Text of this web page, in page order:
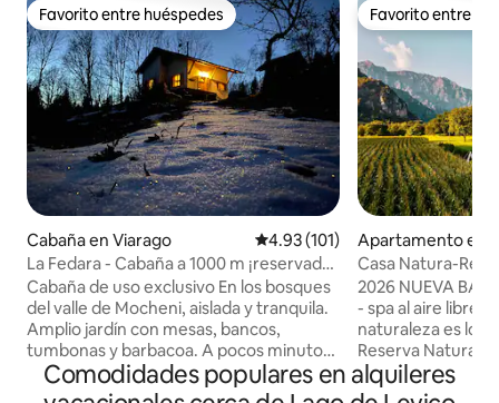
Favorito entre huéspedes
Favorito entre huéspedes
Cabaña en Viarago Calificación promedio: 4.93 de
4.93 (101)
La Fedara - Cabaña a 1000 m ¡reservada
e íntima!
Cabaña de uso exclusivo En los bosques
del valle de Mocheni, aislada y tranquila.
Amplio jardín con mesas, bancos,
tumbonas y barbacoa. A pocos minutos
en coche del pueblo con todos los
servicios Excursiones, senderismo,
Favorito entre
Favorito entre
Apartamento en
e sul Garda
Casa Natura-
Bondo
2026 NUEVA
- spa al aire libre
naturaleza es lo
Reserva Natural
entre los vastos
bosques con
Comodidades populares en alquileres